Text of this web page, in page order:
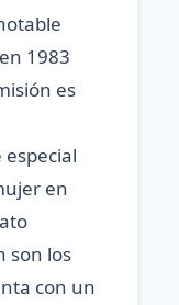
1983
es
en
son los
con un